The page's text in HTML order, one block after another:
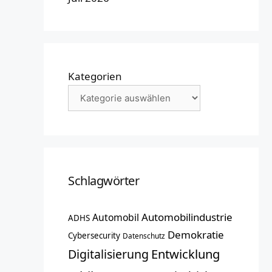
Kategorien
Schlagwörter
ADHS Automobil Automobilindustrie
Cybersecurity Datenschutz Demokratie
Digitalisierung Entwicklung